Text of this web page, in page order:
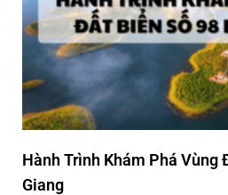
Hành Trình Khám Phá Vùng
Giang